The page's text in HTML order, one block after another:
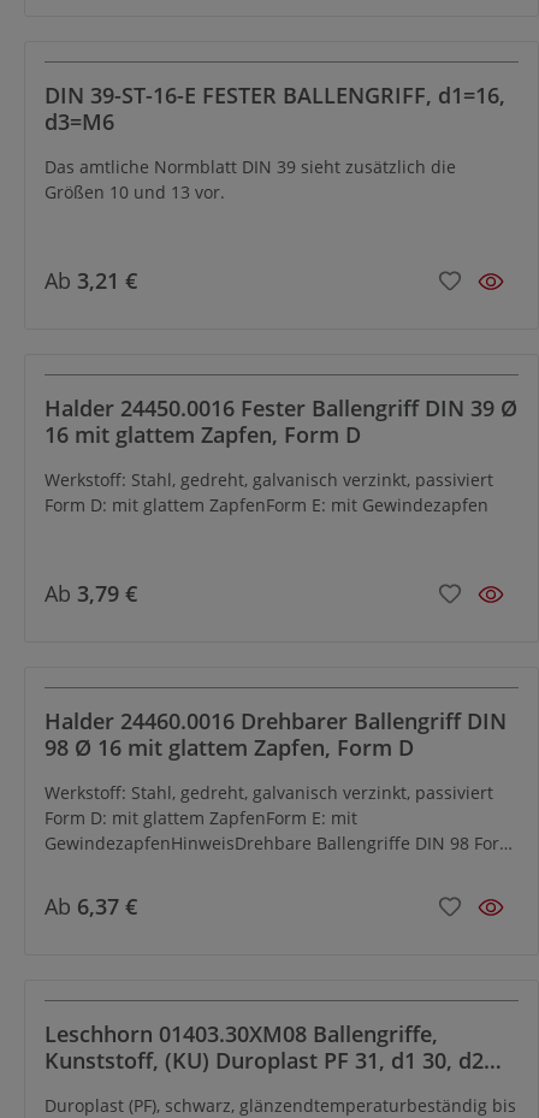
DIN 39-ST-16-E FESTER BALLENGRIFF, d1=16,
d3=M6
Das amtliche Normblatt DIN 39 sieht zusätzlich die
Größen 10 und 13 vor.
Ab 3,21 €
Halder 24450.0016 Fester Ballengriff DIN 39 Ø
16 mit glattem Zapfen, Form D
Werkstoff: Stahl, gedreht, galvanisch verzinkt, passiviert
Form D: mit glattem ZapfenForm E: mit Gewindezapfen
Ab 3,79 €
Halder 24460.0016 Drehbarer Ballengriff DIN
98 Ø 16 mit glattem Zapfen, Form D
Werkstoff: Stahl, gedreht, galvanisch verzinkt, passiviert
Form D: mit glattem ZapfenForm E: mit
GewindezapfenHinweisDrehbare Ballengriffe DIN 98 Form
beigelegt. Dadurch kann das Achsteil getrennt
eingepresst bzw. vernietet werden. Durch leichte Schläge
ist, dabei aber drehbar bleibt.
Ab 6,37 €
Leschhorn 01403.30XM08 Ballengriffe,
Kunststoff, (KU) Duroplast PF 31, d1 30, d2
Duroplast (PF), schwarz, glänzendtemperaturbeständig bis